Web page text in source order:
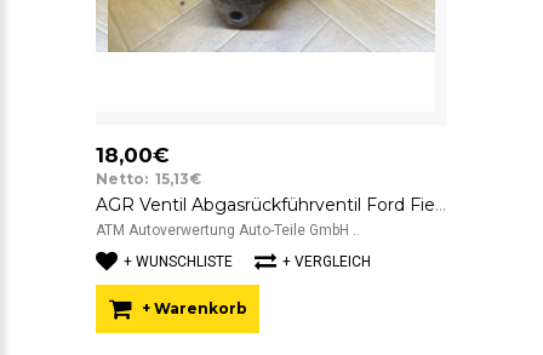
18,00€
Netto: 15,13€
AGR Ventil Abgasrückführventil Ford Fiesta 5 V 1,4 TDCi 50 kW AS106Y30
ATM Autoverwertung Auto-Teile GmbH ..
+ WUNSCHLISTE
+ VERGLEICH
+ Warenkorb